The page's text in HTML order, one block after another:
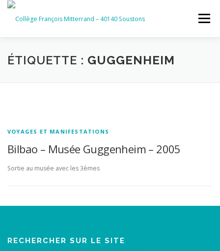
Aller
contenu
Menu
ACCUEIL RUBRIQUES
INSTANCES ET PARTENAIRES
ÉTIQUETTE : GUGGENHEIM
VOYAGES ET MANIFESTATIONS
Bilbao – Musée Guggenheim – 2005
Sortie au musée avec les 3èmes
RECHERCHER SUR LE SITE